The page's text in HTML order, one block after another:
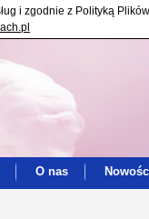
i zgodnie z Polityką
O nas